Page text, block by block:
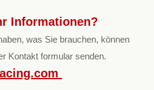
Informationen?
was Sie brauchen, können
Kontakt formular senden.